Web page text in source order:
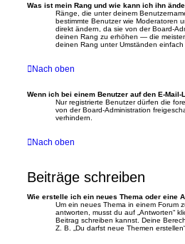
Was ist mein Rang und wie kann ich ihn
Ränge, die unter deinem
bestimmte Benutzer wie Moderatoren
direkt ändern, da sie von der Board-
deinen Rang zu erhöhen — die
deinen Rang unter Umständen einfach
Nach oben
Wenn ich bei einem Benutzer auf den E-
Nur registrierte Benutzer dürfen die
von der Board-Administration
verhindern.
Nach oben
Beiträge schreiben
Wie erstelle ich ein neues Thema oder eine
Um ein neues Thema in einem Forum
antworten, musst du auf „Antworten“
Beitrag schreiben kannst. Deine
Z. B. „Du darfst neue Themen